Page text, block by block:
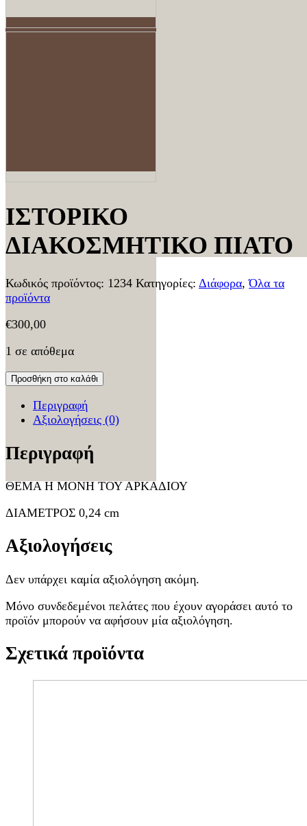
ΙΣΤΟΡΙΚΟ
ΔΙΑΚΟΣΜΗΤΙΚΟ ΠΙΑΤΟ
Κωδικός προϊόντος: 1234 Κατηγορίες: Διάφορα,Όλα τα
προϊόντα
€300,00
1 σε απόθεμα
Προσθήκη στο καλάθι
Περιγραφή
Αξιολογήσεις (0)
Περιγραφή
ΘΕΜΑ Η ΜΟΝΗ ΤΟΥ ΑΡΚΑΔΙΟΥ
ΔΙΑΜΕΤΡΟΣ 0,24 cm
Αξιολογήσεις
Δεν υπάρχει καμία αξιολόγηση ακόμη.
Μόνο συνδεδεμένοι πελάτες που έχουν αγοράσει αυτό το
προϊόν μπορούν να αφήσουν μία αξιολόγηση.
Σχετικά προϊόντα